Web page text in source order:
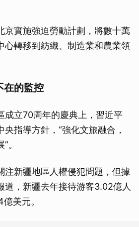
京實施強迫勞動計劃，將數十萬
心轉移到紡織、制造業和農業領
在的監控
成立70周年的慶典上，習近平
指導方針，“強化文旅融合，
。
注新疆地區人權侵犯問題，但據
道，新疆去年接待游客3.02億人
美元。